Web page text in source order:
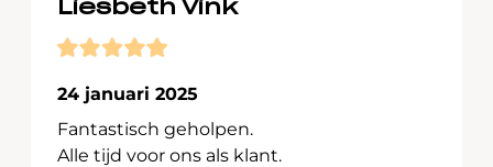
Liesbeth Vink
24 januari 2025
Fantastisch geholpen.
Alle tijd voor ons als klant.